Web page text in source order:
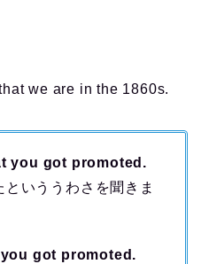
we are in the 1860s.
you got promoted.
いううわさを聞きま
got promoted.